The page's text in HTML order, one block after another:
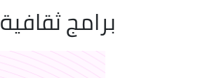
برامج ثقافية